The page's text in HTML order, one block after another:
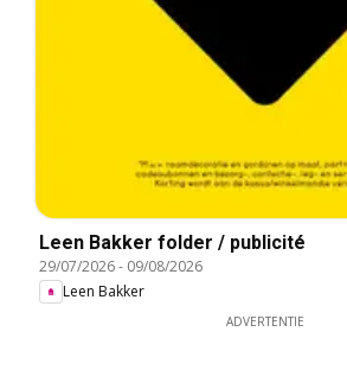
Leen Bakker folder / publicité
29/07/2026- 09/08/2026
Leen Bakker
ADVERTENTIE